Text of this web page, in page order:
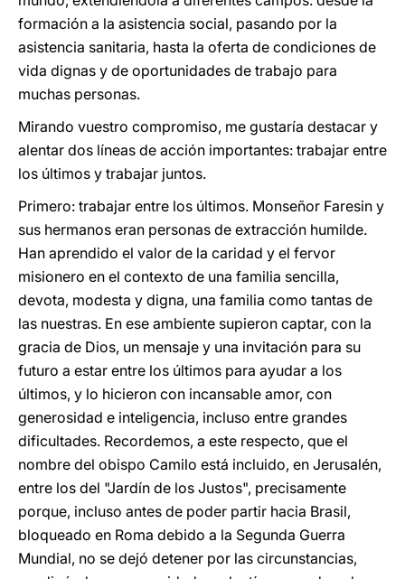
formación a la asistencia social, pasando por la
asistencia sanitaria, hasta la oferta de condiciones de
vida dignas y de oportunidades de trabajo para
muchas personas.
Mirando vuestro compromiso, me gustaría destacar y
alentar dos líneas de acción importantes: trabajar entre
los últimos y trabajar juntos.
Primero: trabajar entre los últimos. Monseñor Faresin y
sus hermanos eran personas de extracción humilde.
Han aprendido el valor de la caridad y el fervor
misionero en el contexto de una familia sencilla,
devota, modesta y digna, una familia como tantas de
las nuestras. En ese ambiente supieron captar, con la
gracia de Dios, un mensaje y una invitación para su
futuro a estar entre los últimos para ayudar a los
últimos, y lo hicieron con incansable amor, con
generosidad e inteligencia, incluso entre grandes
dificultades. Recordemos, a este respecto, que el
nombre del obispo Camilo está incluido, en Jerusalén,
entre los del "Jardín de los Justos", precisamente
porque, incluso antes de poder partir hacia Brasil,
bloqueado en Roma debido a la Segunda Guerra
Mundial, no se dejó detener por las circunstancias,